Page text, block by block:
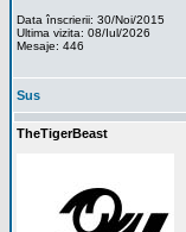
Data înscrierii: 30/Noi/2015
Ultima vizita: 08/Iul/2026
Mesaje: 446
Sus
TheTigerBeast